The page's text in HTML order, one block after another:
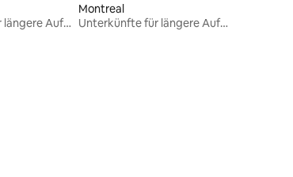
Unterkünfte für längere Aufenthalte
Montreal
Unterkünfte für längere Aufenthalte